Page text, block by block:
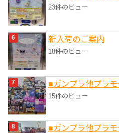
23件のビュー
新入荷のご案内
18件のビュー
■ガンプラ他プラ
15件のビュー
■ガンプラ他プラ